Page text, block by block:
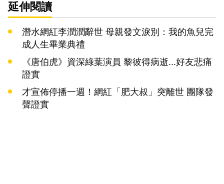
延伸閱讀
潛水網紅李潤潤辭世 母親發文淚別：我的魚兒完
成人生畢業典禮
《唐伯虎》資深綠葉演員 黎彼得病逝...好友悲痛
證實
才宣佈停播一週！網紅「肥大叔」突離世 團隊發
聲證實